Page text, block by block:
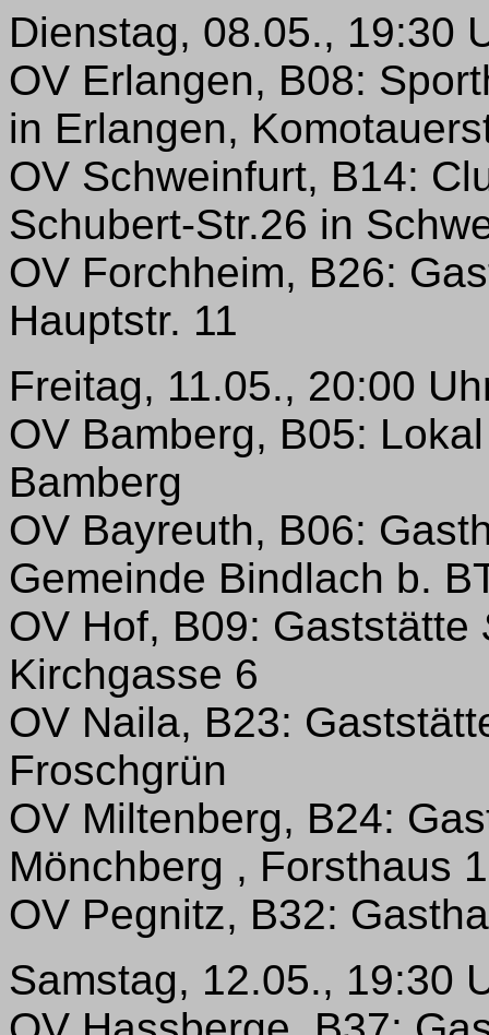
Dienstag, 08.05., 19:30
OV Erlangen, B08:
in Erlangen,
OV Schweinfurt, B14:
Schubert-Str.26 in
OV Forchheim, B26:
Hauptstr. 11
Freitag, 11.05., 20:00
OV Bamberg, B05:
Bamberg
OV Bayreuth, B06:
Gemeinde Bindlach b.
OV Hof, B09: Gaststätte
Kirchgasse 6
OV Naila, B23:
Froschgrün
OV Miltenberg, B24:
Mönchberg , Forsthaus
OV Pegnitz, B32:
Samstag, 12.05., 19:30